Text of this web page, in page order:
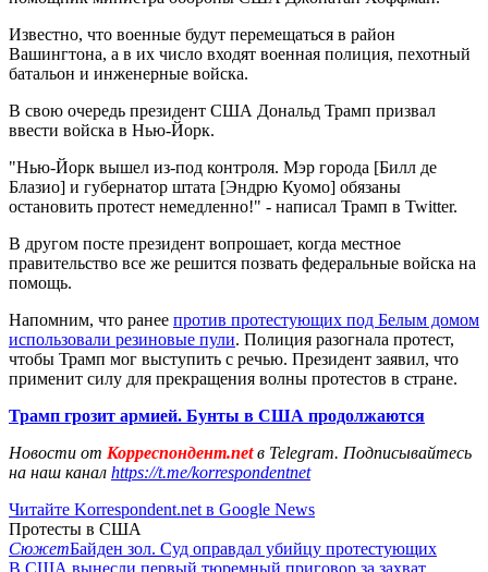
Известно, что военные будут перемещаться в район
Вашингтона, а в их число входят военная полиция, пехотный
батальон и инженерные войска.
В свою очередь президент США Дональд Трамп призвал
ввести войска в Нью-Йорк.
"Нью-Йорк вышел из-под контроля. Мэр города [Билл де
Блазио] и губернатор штата [Эндрю Куомо] обязаны
остановить протест немедленно!" - написал Трамп в Twitter.
В другом посте президент вопрошает, когда местное
правительство все же решится позвать федеральные войска на
помощь.
Напомним, что ранее против протестующих под Белым домом
использовали резиновые пули. Полиция разогнала протест,
чтобы Трамп мог выступить с речью. Президент заявил, что
применит силу для прекращения волны протестов в стране.
Трамп грозит армией. Бунты в США продолжаются
Новости от Корреспондент.netв Telegram. Подписывайтесь
на наш канал https://t.me/korrespondentnet
Читайте Korrespondent.net в Google News
Протесты в США
СюжетБайден зол. Суд оправдал убийцу протестующих
В США вынесли первый тюремный приговор за захват